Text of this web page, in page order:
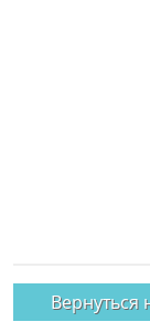
Вернуться